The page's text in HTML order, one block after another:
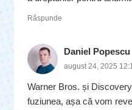
Răspunde
Daniel Popescu
august 24, 2025
Warner Bros. și
fuziunea, așa că vom